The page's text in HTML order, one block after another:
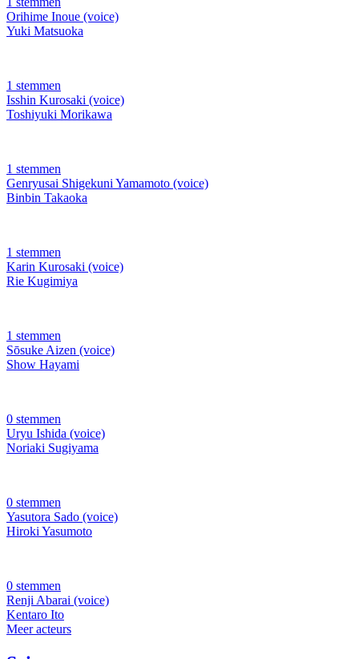
Orihime Inoue (voice)
Yuki Matsuoka
1 stemmen
Isshin Kurosaki (voice)
Toshiyuki Morikawa
1 stemmen
Genryusai Shigekuni Yamamoto (voice)
Binbin Takaoka
1 stemmen
Karin Kurosaki (voice)
Rie Kugimiya
1 stemmen
Sōsuke Aizen (voice)
Show Hayami
0 stemmen
Uryu Ishida (voice)
Noriaki Sugiyama
0 stemmen
Yasutora Sado (voice)
Hiroki Yasumoto
0 stemmen
Renji Abarai (voice)
Kentaro Ito
Meer acteurs